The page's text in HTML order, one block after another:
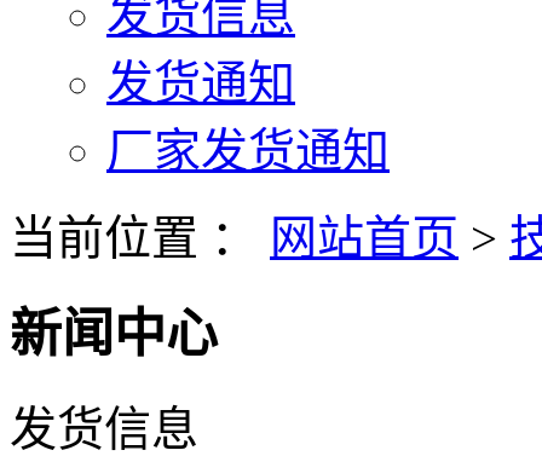
发货信息
发货通知
厂家发货通知
当前位置 ：
网站首页 >
新闻中心
发货信息